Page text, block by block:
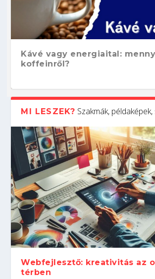
Kávé vagy energiaital:
koffeinről?
Hogyan készíts ATS-barát
Így növelheted az esélyedet
állásinterjúra...
Kitalálod, mire használják
gépeket?
Nem sikerült az egyetemi
Tanulj szakmát!
Szoftverfejlesztő: verseny
amikor néhány sor program
világversenyt...
MI LESZEK? Szakmák,
Webfejlesztő: kreativitás az
térben